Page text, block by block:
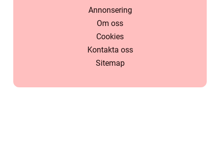
Annonsering
Om oss
Cookies
Kontakta oss
Sitemap